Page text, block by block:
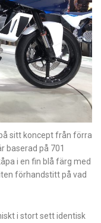
sitt koncept från förra
baserad på 701
i en fin blå färg med
förhandstitt på vad
i stort sett identisk